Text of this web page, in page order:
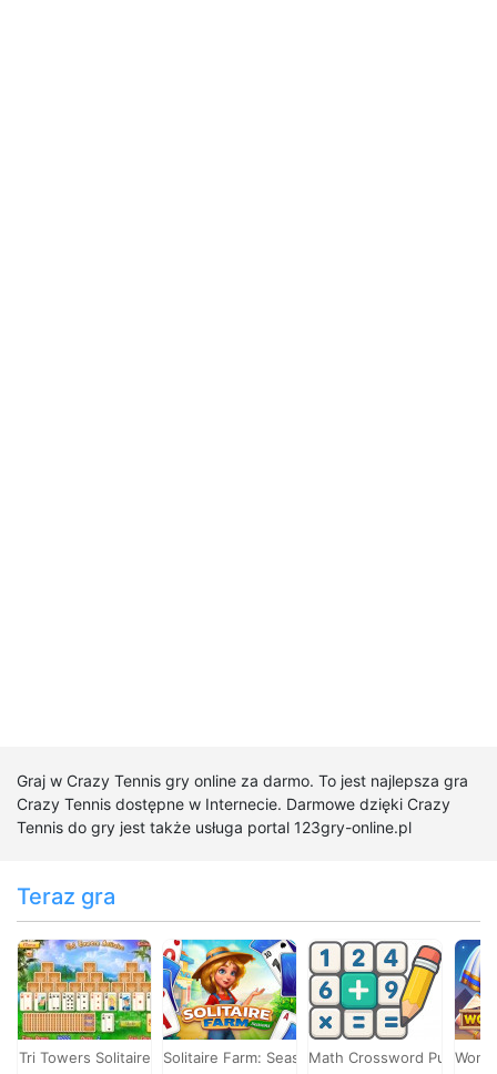
Graj w Crazy Tennis gry online za darmo. To jest najlepsza gra
Crazy Tennis dostępne w Internecie. Darmowe dzięki Crazy
Tennis do gry jest także usługa portal 123gry-online.pl
Teraz gra
Tri Towers Solitaire Solitaire Farm: SeasonsMath Crossword Puzzle -